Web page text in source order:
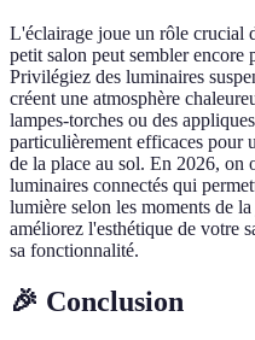
L'éclairage joue un rôle crucial
petit salon peut sembler encore
Privilégiez des luminaires
créent une atmosphère
lampes-torches ou des
particulièrement efficaces pour
de la place au sol. En 2026, on
luminaires connectés qui
lumière selon les moments de
améliorez l'esthétique de votre
sa fonctionnalité.
🎉 Conclusion